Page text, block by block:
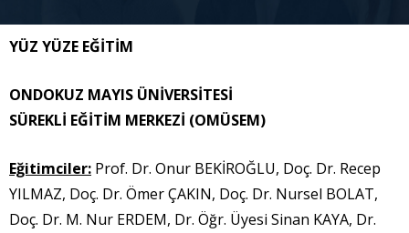
YÜZ YÜZE EĞİTİM
ONDOKUZ MAYIS ÜNİVERSİTESİ
SÜREKLİ EĞİTİM MERKEZİ (OMÜSEM)
Eğitimciler: Prof. Dr. Onur BEKİROĞLU, Doç. Dr. Recep
YILMAZ, Doç. Dr. Ömer ÇAKIN, Doç. Dr. Nursel BOLAT,
Doç. Dr. M. Nur ERDEM, Dr. Öğr. Üyesi Sinan KAYA, Dr.